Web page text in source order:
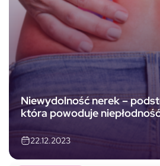
Niewydolność nerek –
która powoduje niepłodność
22.12.2023